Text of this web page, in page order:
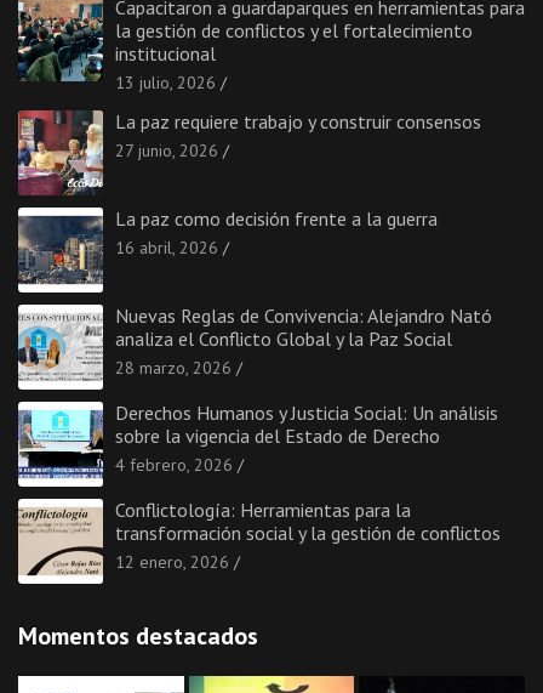
Capacitaron a guardaparques en herramientas para
la gestión de conflictos y el fortalecimiento
institucional
13 julio, 2026
La paz requiere trabajo y construir consensos
27 junio, 2026
La paz como decisión frente a la guerra
16 abril, 2026
Nuevas Reglas de Convivencia: Alejandro Nató
analiza el Conflicto Global y la Paz Social
28 marzo, 2026
Derechos Humanos y Justicia Social: Un análisis
sobre la vigencia del Estado de Derecho
4 febrero, 2026
Conflictología: Herramientas para la
transformación social y la gestión de conflictos
12 enero, 2026
Momentos destacados